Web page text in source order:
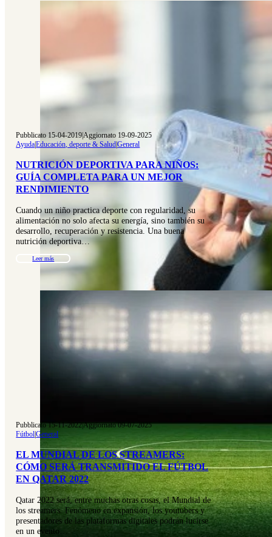
Pubblicato 15-04-2019|Aggiornato 19-09-2025
Ayuda|Educación, deporte & Salud|General
NUTRICIÓN DEPORTIVA PARA NIÑOS:
GUÍA COMPLETA PARA UN MEJOR
RENDIMIENTO
Cuando un niño practica deporte con regularidad, su
alimentación no solo afecta su energía, sino también su
desarrollo, recuperación y resistencia. Una buena
nutrición deportiva…
Leer más
Pubblicato 15-11-2022|Aggiornato 09-07-2025
Fútbol|General
EL MUNDIAL DE LOS STREAMERS:
CÓMO SERÁ TRANSMITIDO EL FÚTBOL
EN QATAR 2022
Qatar 2022 será, entre muchas otras cosas, el Mundial de
los streamers. Fenómeno en expansión, los youtubers y
presentadores de las plataformas digitales podrán lucirse
en un evento…